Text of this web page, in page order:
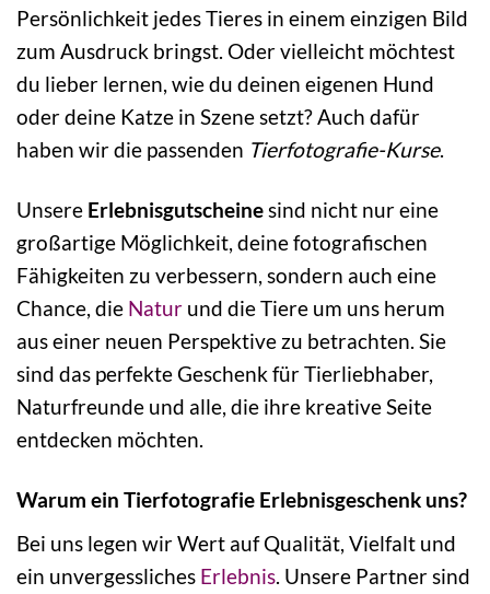
Persönlichkeit jedes Tieres in einem einzigen Bild
zum Ausdruck bringst. Oder vielleicht möchtest
du lieber lernen, wie du deinen eigenen Hund
oder deine Katze in Szene setzt? Auch dafür
haben wir die passenden Tierfotografie-Kurse.
Unsere Erlebnisgutscheinesind nicht nur eine
großartige Möglichkeit, deine fotografischen
Fähigkeiten zu verbessern, sondern auch eine
Chance, die Natur und die Tiere um uns herum
aus einer neuen Perspektive zu betrachten. Sie
sind das perfekte Geschenk für Tierliebhaber,
Naturfreunde und alle, die ihre kreative Seite
entdecken möchten.
Warum ein Tierfotografie Erlebnisgeschenk uns?
Bei uns legen wir Wert auf Qualität, Vielfalt und
ein unvergessliches Erlebnis. Unsere Partner sind